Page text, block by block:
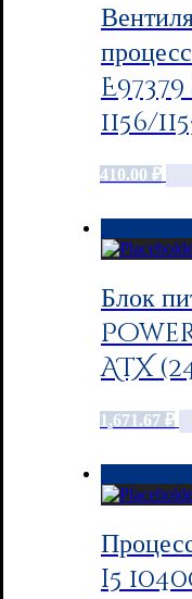
1156/
410.00 ₽
Блок
ATX
1,671.67 ₽
i5